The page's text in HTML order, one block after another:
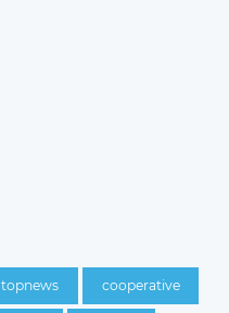
topnews cooperative